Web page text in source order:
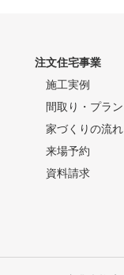
注文住宅事業
施工実例
間取り・プラン
家づくりの流れ
来場予約
資料請求